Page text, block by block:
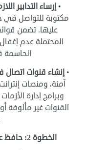
•إرساء التدابير
مكتوبة للتواصل في
عليها. تضمن
المحتملة عدم
الحاسمة
•إنشاء قنوات اتصال
آمنة، ومنصات
وبرامج إدارة
القنوات غير مألوفة
الخطوة 2: حافظ على هدوئك وقم بتقييم الموقف